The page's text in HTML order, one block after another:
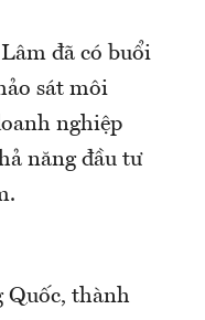
đã có buổi
sát môi
nghiệp
năng đầu tư
Quốc, thành